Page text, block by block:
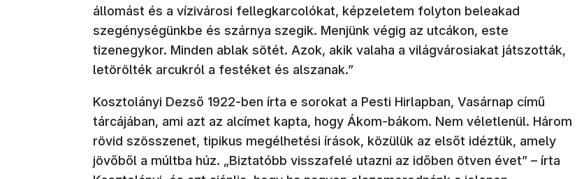
állomást és a vízivárosi fellegkarcolókat, képzeletem folyton beleakad
szegénységünkbe és szárnya szegik. Menjünk végig az utcákon, este
tizenegykor. Minden ablak sötét. Azok, akik valaha a világvárosiakat játszották,
letörölték arcukról a festéket és alszanak.”
Kosztolányi Dezső 1922-ben írta e sorokat a Pesti Hirlapban, Vasárnap című
tárcájában, ami azt az alcímet kapta, hogy Ákom-bákom. Nem véletlenül. Három
rövid szösszenet, tipikus megélhetési írások, közülük az elsőt idéztük, amely
jövőből a múltba húz. „Biztatóbb visszafelé utazni az időben ötven évet” – írta